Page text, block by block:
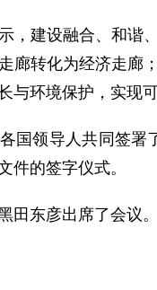
建设融合、和谐、
廊转化为经济走廊
与环境保护，实现
领导人共同签署
件的签字仪式。
东彦出席了会议。